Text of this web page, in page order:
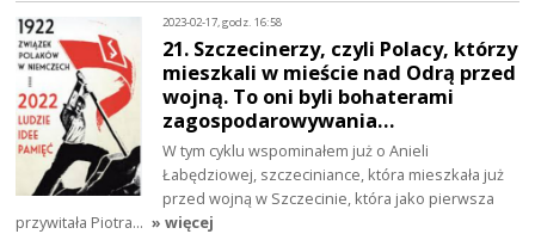
2023-02-17, godz. 16:58
21. Szczecinerzy, czyli Polacy, którzy
mieszkali w mieście nad Odrą przed
wojną. To oni byli bohaterami
zagospodarowywania…
W tym cyklu wspominałem już o Anieli
Łabędziowej, szczeciniance, która mieszkała już
przed wojną w Szczecinie, która jako pierwsza
przywitała Piotra… » więcej